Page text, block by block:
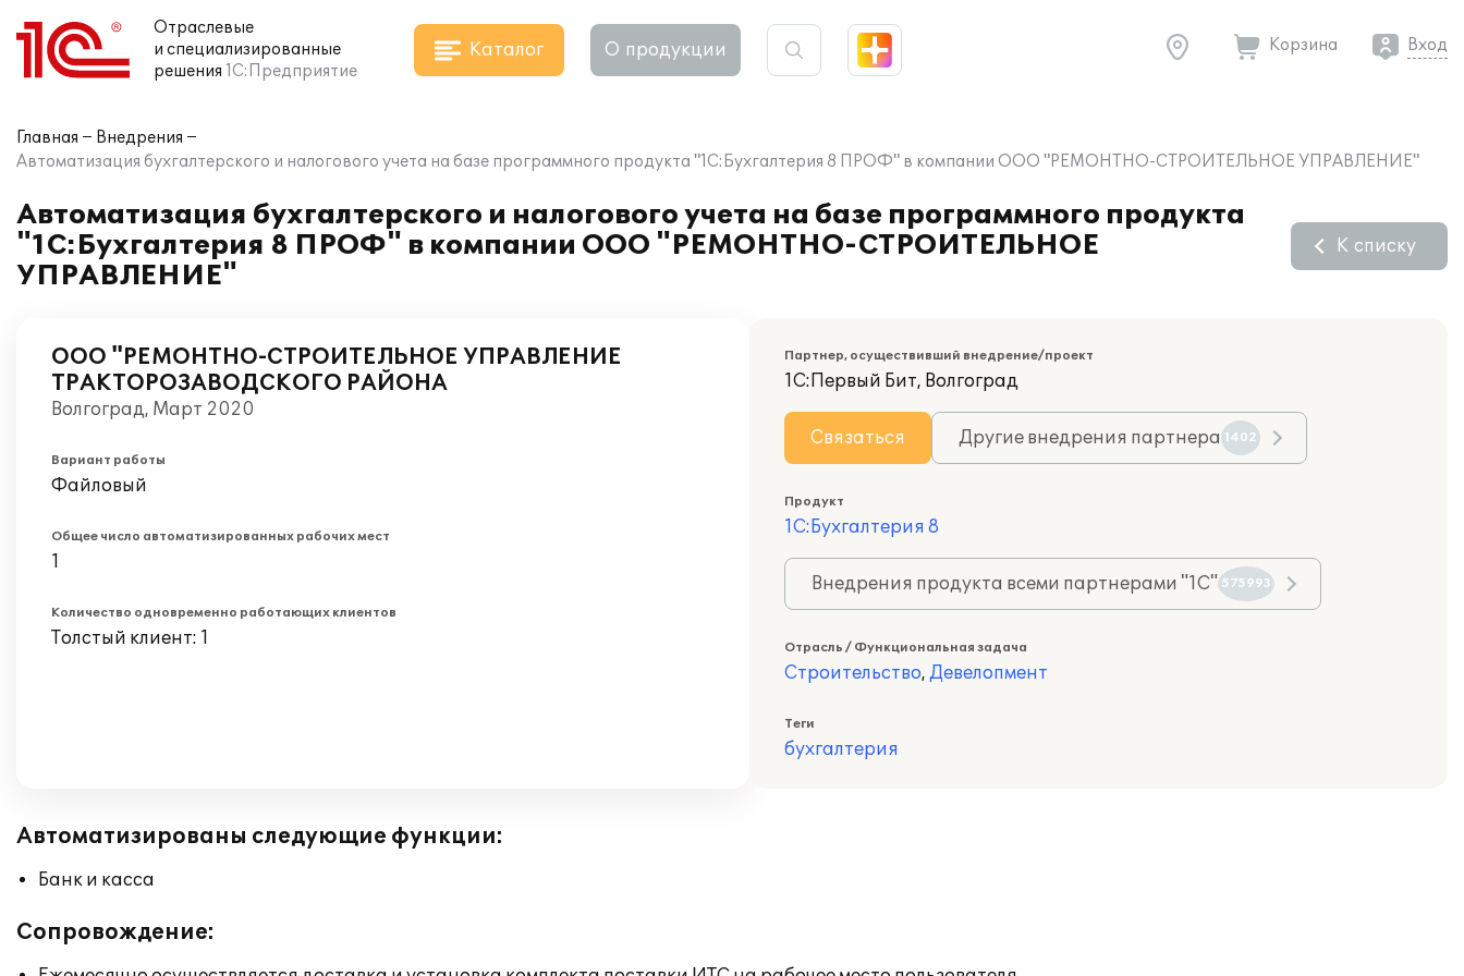
Отраслевые
и специализированные
решения 1С:Предприятие
Каталог О продукции Корзина Вход
Главная
Внедрения
Автоматизация бухгалтерского и налогового учета на базе программного продукта "1С:Бухгалтерия 8 ПРОФ" в компании ООО "РЕМОНТНО-СТРОИТЕЛЬНОЕ УПРАВЛЕНИЕ"
Автоматизация бухгалтерского и налогового учета на базе программного продукта
"1С:Бухгалтерия 8 ПРОФ" в компании ООО "РЕМОНТНО-СТРОИТЕЛЬНОЕ
УПРАВЛЕНИЕ"
К списку
ООО "РЕМОНТНО-СТРОИТЕЛЬНОЕ УПРАВЛЕНИЕ
ТРАКТОРОЗАВОДСКОГО РАЙОНА
Волгоград, Март 2020
Вариант работы
Файловый
Общее число автоматизированных рабочих мест
1
Количество одновременно работающих клиентов
Толстый клиент: 1
Партнер, осуществивший внедрение/проект
1С:Первый Бит, Волгоград
Связаться Другие внедрения партнера 1402
Продукт
1С:Бухгалтерия 8
Внедрения продукта всеми партнерами "1С" 575993
Отрасль / Функциональная задача
Строительство, Девелопмент
Теги
бухгалтерия
Автоматизированы следующие функции:
Банк и касса
Сопровождение: